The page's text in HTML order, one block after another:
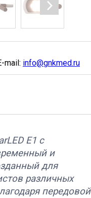
mail: info@gnkmed.ru
E1 с
и
для
различных
передовой